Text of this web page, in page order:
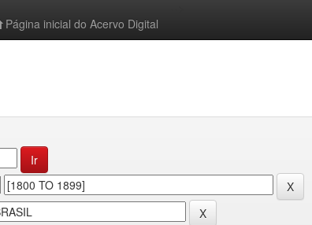
Página inicial do Acervo Digital